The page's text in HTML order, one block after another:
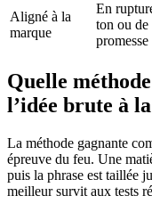
Aligné à la
marque
En
ton ou de
promesse
Quelle
l’idée brute à
La méthode gagnante
épreuve du feu. Une
puis la phrase est taillée
meilleur survit aux tests